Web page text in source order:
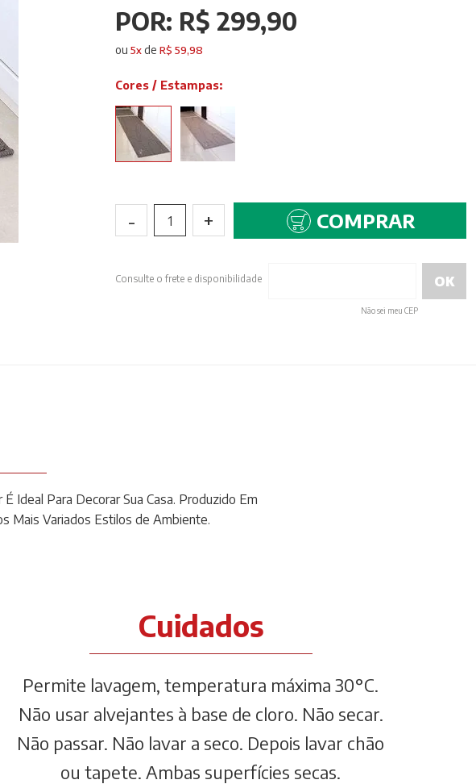
POR: R$ 299,90
ou5xdeR$ 59,98
Cores / Estampas:
- 1 + COMPRAR
Consulte o frete e disponibilidade
Não sei meu CEP
Ideal Para Decorar Sua Casa. Produzido Em
Mais Variados Estilos de Ambiente.
Cuidados
Permite lavagem, temperatura máxima 30°C.
Não usar alvejantes à base de cloro. Não secar.
Não passar. Não lavar a seco. Depois lavar chão
ou tapete. Ambas superfícies secas.